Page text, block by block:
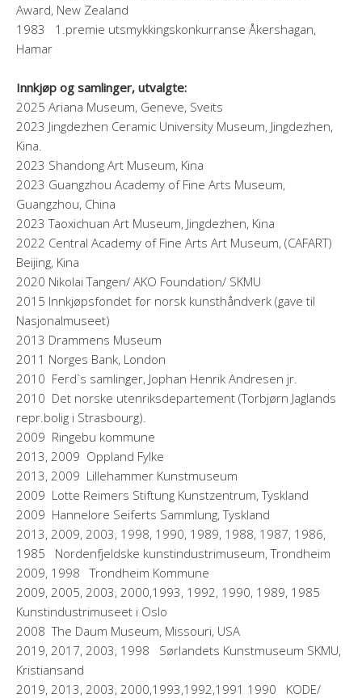
Award, New Zealand
1983 1.premie utsmykkingskonkurranse Åkershagan,
Hamar
Innkjøp og samlinger, utvalgte:
2025 Ariana Museum, Geneve, Sveits
2023 Jingdezhen Ceramic University Museum, Jingdezhen,
Kina.
2023 Shandong Art Museum, Kina
2023 Guangzhou Academy of Fine Arts Museum,
Guangzhou, China
2023 Taoxichuan Art Museum, Jingdezhen, Kina
2022 Central Academy of Fine Arts Art Museum, (CAFART)
Beijing, Kina
2020 Nikolai Tangen/ AKO Foundation/ SKMU
2015 Innkjøpsfondet for norsk kunsthåndverk (gave til
Nasjonalmuseet)
2013 Drammens Museum
2011 Norges Bank, London
2010 Ferd`s samlinger, Jophan Henrik Andresen jr.
2010 Det norske utenriksdepartement (Torbjørn Jaglands
repr.bolig i Strasbourg).
2009 Ringebu kommune
2013, 2009 Oppland Fylke
2013, 2009 Lillehammer Kunstmuseum
2009 Lotte Reimers Stiftung Kunstzentrum, Tyskland
2009 Hannelore Seiferts Sammlung, Tyskland
2013, 2009, 2003, 1998, 1990, 1989, 1988, 1987, 1986,
1985 Nordenfjeldske kunstindustrimuseum, Trondheim
2009, 1998 Trondheim Kommune
2009, 2005, 2003, 2000,1993, 1992, 1990, 1989, 1985
Kunstindustrimuseet i Oslo
2008 The Daum Museum, Missouri, USA
2019, 2017, 2003, 1998 Sørlandets Kunstmuseum SKMU,
Kristiansand
2019, 2013, 2003, 2000,1993,1992,1991 1990 KODE/